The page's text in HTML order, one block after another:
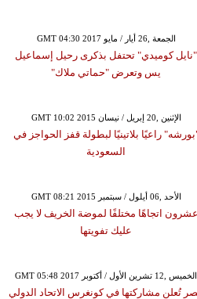
GMT 04:30 2017 الجمعة ,26 أيار / مايو
"نايل كوميدي" تحتفل بذكرى رحيل إسماعيل
يس وتعرض "حماتي ملاك"
GMT 10:02 2015 الإثنين ,20 إبريل / نيسان
راعيًا بلاتينيًا لبطولة قفز الحواجز في
السعودية
GMT 08:21 2015 الأحد ,06 أيلول / سبتمبر
عشرون اتجاهًا مختلفًا لموضة الخريف لا يجب
عليك تفويتها
GMT 05:48 2017 الخميس ,12 تشرين الأول / أكتوبر
تُعلن مشاركتها في كونغرس الاتحاد الدولي